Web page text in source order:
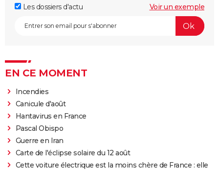
Les dossiers d'actu
Voir un exemple
EN CE MOMENT
Incendies
Canicule d'août
Hantavirus en France
Pascal Obispo
Guerre en Iran
Carte de l'éclipse solaire du 12 août
Cette voiture électrique est la moins chère de France : elle